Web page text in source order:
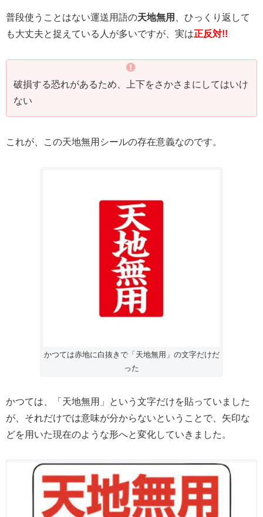
普段使うことはない運送用語の天地無用
、ひっくり返して
も大丈夫と捉えている人が多いですが、実は正反対!!
破損する恐れがあるため、上下をさかさまにしてはいけ
ない
これが、この天地無用シールの存在意義なのです。
かつては赤地に白抜きで「天地無用」の文字だけだ
った
かつては、「天地無用」という文字だけを貼っていました
が、それだけでは意味が分からないということで、矢印な
どを用いた現在のような形へと変化していきました。